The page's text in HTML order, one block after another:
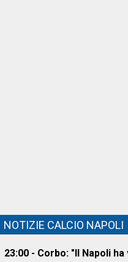
NOTIZIE CALCIO NAPOLI
23:00 - Corbo: "Il Napoli